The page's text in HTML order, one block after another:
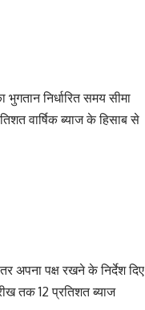
निर्धारित समय सीमा
वार्षिक ब्याज के हिसाब से
अपना पक्ष रखने के निर्देश दिए
तक 12 प्रतिशत ब्याज